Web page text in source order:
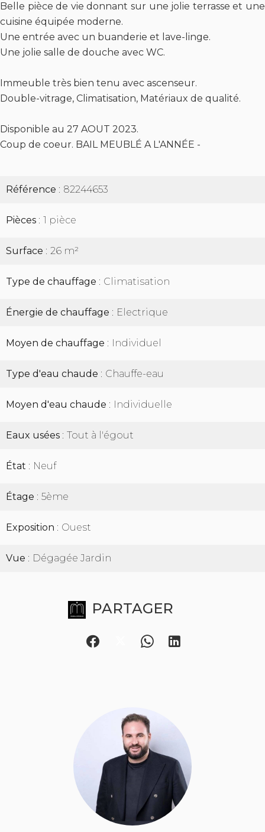
Belle pièce de vie donnant sur une jolie terrasse et une
cuisine équipée moderne.
Une entrée avec un buanderie et lave-linge.
Une jolie salle de douche avec WC.
Immeuble très bien tenu avec ascenseur.
Double-vitrage, Climatisation, Matériaux de qualité.
Disponible au 27 AOUT 2023.
Coup de coeur. BAIL MEUBLÉ A L'ANNÉE -
Référence 82244653
Pièces 1 pièce
Surface 26 m²
Type de chauffage Climatisation
Énergie de chauffage Electrique
Moyen de chauffage Individuel
Type d'eau chaude Chauffe-eau
Moyen d'eau chaude Individuelle
Eaux usées Tout à l'égout
État Neuf
Étage 5ème
Exposition Ouest
Vue Dégagée Jardin
PARTAGER